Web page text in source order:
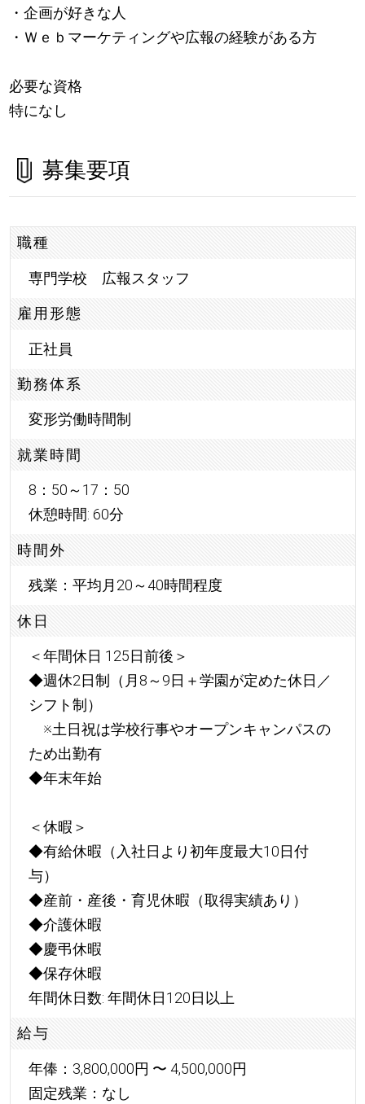
・企画が好きな人
・Ｗｅｂマーケティングや広報の経験がある方
必要な資格
特になし
募集要項
職種
専門学校 広報スタッフ
雇用形態
正社員
勤務体系
変形労働時間制
就業時間
8：50～17：50
休憩時間: 60分
時間外
残業：平均月20～40時間程度
休日
＜年間休日 125日前後＞
◆週休2日制（月8～9日＋学園が定めた休日／
シフト制）
※土日祝は学校行事やオープンキャンパスの
ため出勤有
◆年末年始
＜休暇＞
◆有給休暇（入社日より初年度最大10日付
与）
◆産前・産後・育児休暇（取得実績あり）
◆介護休暇
◆慶弔休暇
◆保存休暇
年間休日数: 年間休日120日以上
給与
年俸：3,800,000円 〜 4,500,000円
固定残業：なし